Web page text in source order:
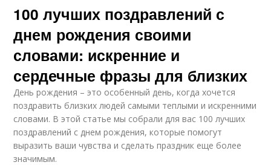
100 лучших поздравлений с
днем рождения своими
словами: искренние и
сердечные фразы для близких
День рождения – это особенный день, когда хочется
поздравить близких людей самыми теплыми и искренними
словами. В этой статье мы собрали для вас 100 лучших
поздравлений с днем рождения, которые помогут
выразить ваши чувства и сделать праздник еще более
значимым.